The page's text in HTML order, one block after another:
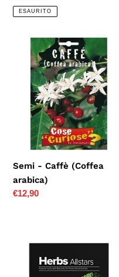
di
listino
ESAURITO
Semi
Caffè
(Coffea
arabica)
Semi - Caffè (Coffea
arabica)
Prezzo
€12,90